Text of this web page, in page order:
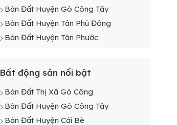
Bán Đất Huyện Gò Công Tây
Bán Đất Huyện Tân Phú Đông
Bán Đất Huyện Tân Phước
Bất động sản nổi bật
Bán Đất Thị Xã Gò Công
Bán Đất Huyện Gò Công Tây
Bán Đất Huyện Cái Bè